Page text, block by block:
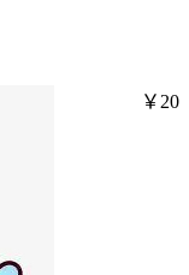
￥20